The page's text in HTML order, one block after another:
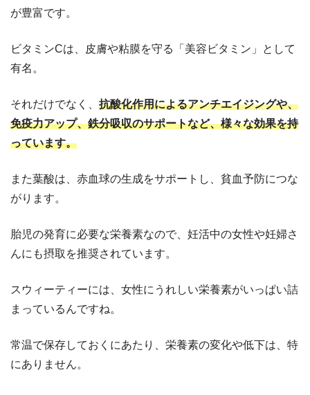
が豊富です。
ビタミンCは、皮膚や粘膜を守る「美容ビタミン」として
有名。
それだけでなく、 抗酸化作用によるアンチエイジングや、
免疫力アップ、鉄分吸収のサポートなど、様々な効果を持
っています。
また葉酸は、赤血球の生成をサポートし、貧血予防につな
がります。
胎児の発育に必要な栄養素なので、妊活中の女性や妊婦さ
んにも摂取を推奨されています。
スウィーティーには、女性にうれしい栄養素がいっぱい詰
まっているんですね。
常温で保存しておくにあたり、栄養素の変化や低下は、特
にありません。